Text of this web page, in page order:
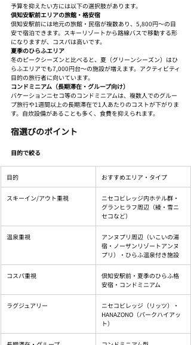
予算を抑えたい方には以下の選択肢があります。
倶知安駅前エリアの旅館・格安宿
倶知安駅前には地元の旅館・民宿が複数あり、5,800円〜の目
安で宿泊できます。スキーリゾートから路線バスで移動する形
になりますが、コスパは高いです。
夏季のひらふエリア
冬のピークシーズンと比べると、夏（グリーンシーズン）はひ
らふエリアでも7,000円台〜の施設が増えます。アクティビティ
目的の旅行者に向いています。
コンドミニアム（長期滞在・グループ向け）
バケーションニセコ等のコンドミニアムは、複数人でのグルー
プ旅行や1週間以上の長期滞在で1人あたりのコストが下がりま
す。自炊設備があることも多く、食費を抑えられます。
宿選びのポイント
目的で絞る
目的 おすすめエリア・タイプ
スキーイン/アウト重視
ニセコビレッジ内ホテル群・
グランヒラフ周辺（綾・雪ニ
セコなど）
温泉重視
アンヌプリ周辺（いこいの湯
宿・ノーザンリゾートアンヌ
プリ）・ひらふ温泉付き施設
コスパ重視
倶知安駅前・夏季のひらふ格
安宿・コンドミニアム
ラグジュアリー
ニセコビレッジ（リッツ）・
HANAZONO（パークハイアッ
ト）